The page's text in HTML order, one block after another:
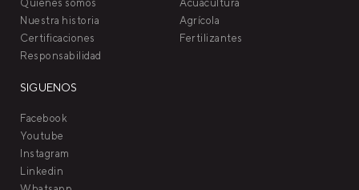
Quiénes somos
Nuestra historia
Certificaciones
Responsabilidad
SIGUENOS
Facebook
Youtube
Instagram
Linkedin
Acuacultura
Agrícola
Fertilizantes